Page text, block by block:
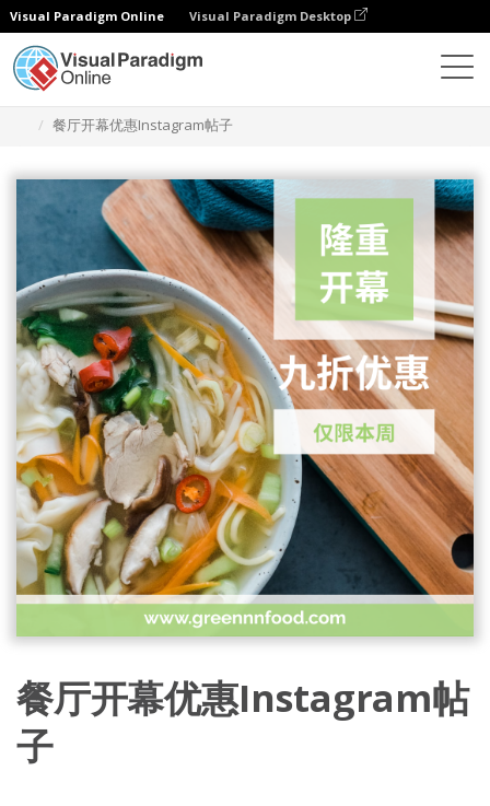
Visual Paradigm Online Visual Paradigm Desktop
餐厅开幕优惠Instagram帖子
餐厅开幕优惠Instagram帖
子